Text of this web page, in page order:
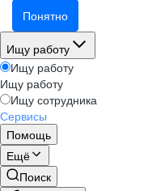
Понятно
Ищу работу
Ищу работу
Ищу работу
Ищу сотрудника
Сервисы
Помощь
Ещё
Поиск